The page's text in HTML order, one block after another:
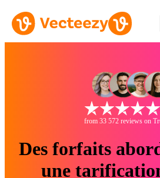
from 33 572 reviews on
Des forfaits
une